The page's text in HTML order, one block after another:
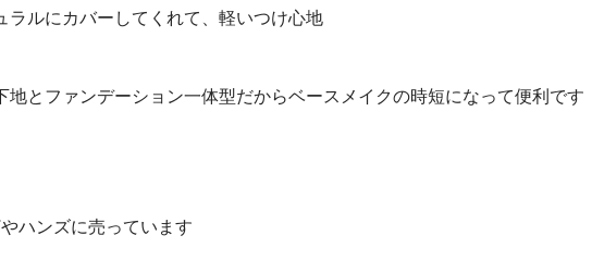
ラルにカバーしてくれて、軽いつけ心地
地とファンデーション一体型だからベースメイクの時短になって便利です
ハンズに売っています